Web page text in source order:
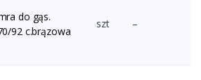
do gąs.
92 c.brązowa
szt –